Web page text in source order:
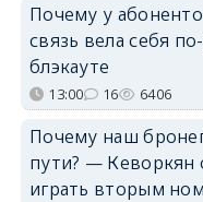
Почему у
связь вела себя
блэкауте
13:00 16 6406
Почему наш
пути? — Кеворкян
играть вторым